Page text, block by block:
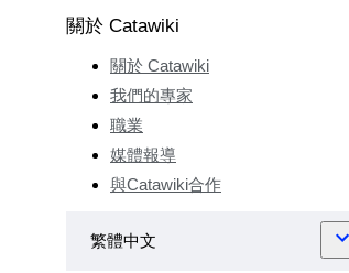
關於 Catawiki
關於 Catawiki
我們的專家
職業
媒體報導
與Catawiki合作